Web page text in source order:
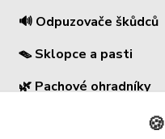
🔊 Odpuzovače škůdců
🪤 Sklopce a pasti
🌿 Pachové ohradníky
Elektrické ohradníky